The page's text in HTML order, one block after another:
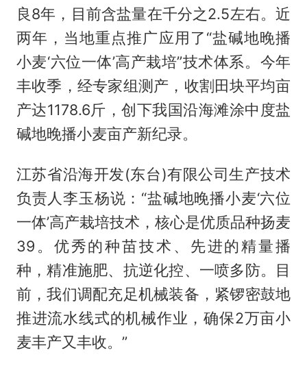
良8年，目前含盐量在千分之2.5左右。近
两年，当地重点推广应用了“盐碱地晚播
小麦‘六位一体’高产栽培”技术体系。今年
丰收季，经专家组测产，收割田块平均亩
产达1178.6斤，创下我国沿海滩涂中度盐
碱地晚播小麦亩产新纪录。
江苏省沿海开发(东台)有限公司生产技术
负责人李玉杨说：“盐碱地晚播小麦‘六位
一体’高产栽培技术，核心是优质品种扬麦
39。优秀的种苗技术、先进的精量播
种，精准施肥、抗逆化控、一喷多防。目
前，我们调配充足机械装备，紧锣密鼓地
推进流水线式的机械作业，确保2万亩小
麦丰产又丰收。”